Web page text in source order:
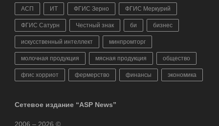
АСП ИТ ФГИС Зерно ФГИС Меркурий
ФГИС Сатурн Честный знак би бизнес
искусственный интеллект минпромторг
молочная продукция мясная продукция общество
фгис хорриот фермерство финансы экономика
Сетевое издание “ASP News”
2006 – 2026 ©